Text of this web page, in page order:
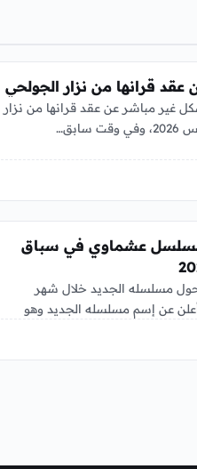
عقد قرانها من نزار الجولحي
غير مباشر عن عقد قرانها من نزار
عشماوي في سباق
مسلسله الجديد خلال شهر
حيث أعلن عن إسم مسلسله الجديد وهو